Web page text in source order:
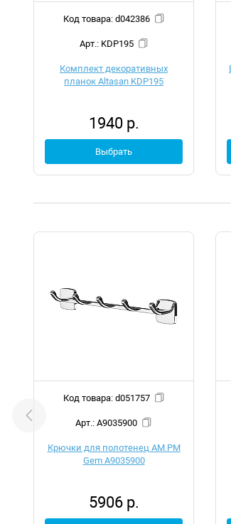
Код товара: d042386
Арт.: KDP195
Комплект декоративных
планок Altasan KDP195
1940 р.
Выбрать
Код товара: d051757
Арт.: A9035900
Крючки для полотенец AM.PM
Gem A9035900
5906 р.